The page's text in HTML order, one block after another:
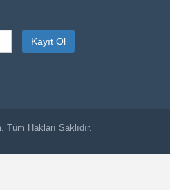
Kayıt Ol
Tüm Hakları Saklıdır.